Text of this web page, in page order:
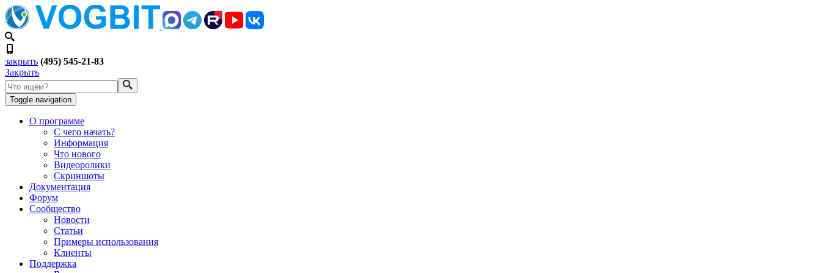
закрыть (495) 545-21-83
Закрыть
Toggle navigation
О программе
С чего начать?
Информация
Что нового
Видеоролики
Скриншоты
Документация
Форум
Сообщество
Новости
Статьи
Примеры использования
Клиенты
Поддержка